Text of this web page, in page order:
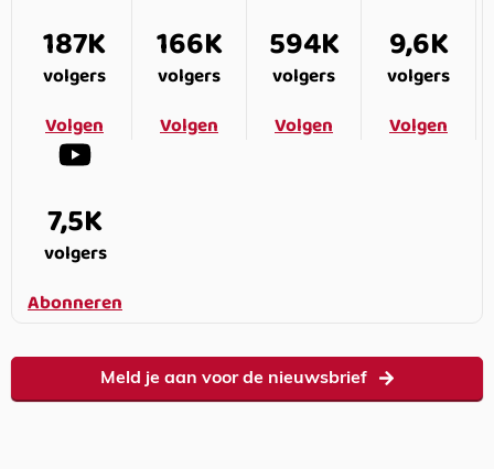
187K
volgers
Volgen
166K
volgers
Volgen
594K
volgers
Volgen
9,6K
volgers
Volgen
7,5K
volgers
Abonneren
Meld je aan voor de nieuwsbrief